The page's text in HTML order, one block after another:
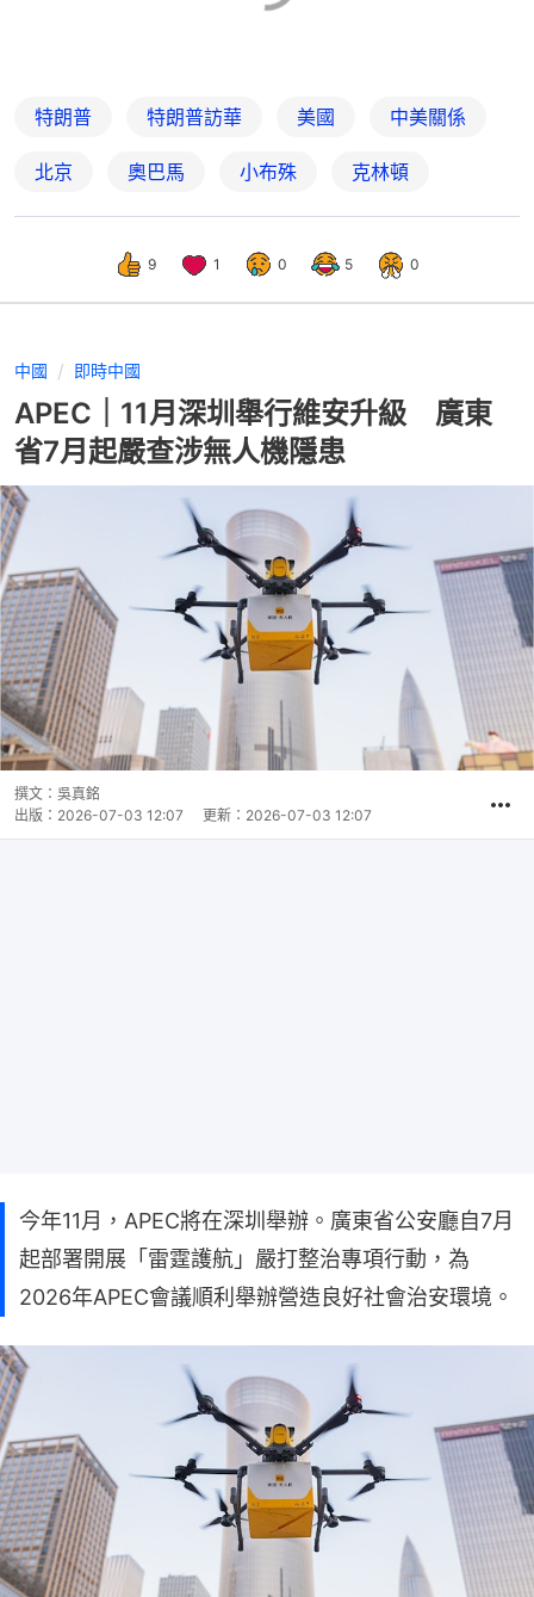
特朗普 特朗普訪華 美國 中美關係
北京 奧巴馬 小布殊 克林頓
9 1 0 5 0
中國 即時中國
APEC｜11月深圳舉行維安升級 廣東
省7月起嚴查涉無人機隱患
撰文： 吳真銘
出版： 2026-07-03 12:07 更新： 2026-07-03 12:07
今年11月，APEC將在深圳舉辦。廣東省公安廳自7月
起部署開展「雷霆護航」嚴打整治專項行動，為
2026年APEC會議順利舉辦營造良好社會治安環境。